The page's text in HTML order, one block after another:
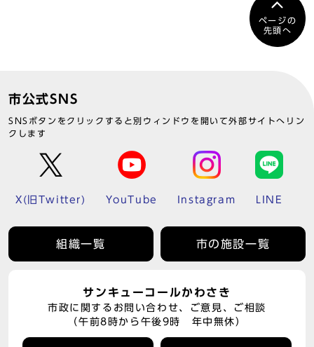
ページの
先頭へ
市公式SNS
SNSボタンをクリックすると別ウィンドウを開いて外部サイトへリン
クします
X(旧Twitter) YouTube Instagram LINE
組織一覧 市の施設一覧
サンキューコールかわさき
市政に関するお問い合わせ、ご意見、ご相談
（午前8時から午後9時 年中無休）